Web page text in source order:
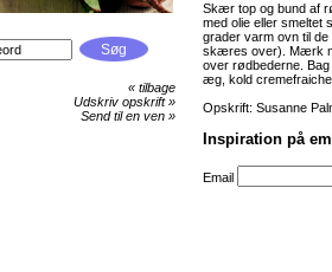
« tilbage
Udskriv opskrift»
Send til en ven »
Skær top og bund af
med olie eller smeltet
grader varm ovn til
skæres over). Mærk
over rødbederne.
æg, kold
Opskrift: Susanne
Inspiration på
Email